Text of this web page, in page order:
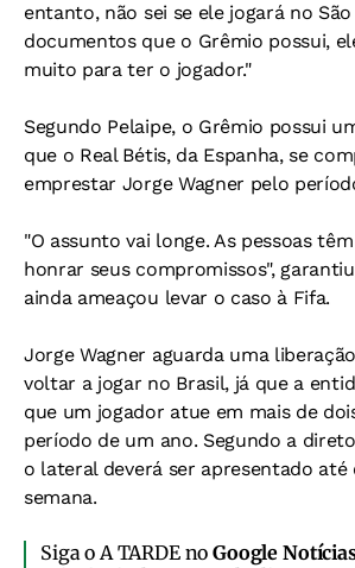
entanto, não sei se ele jogará no
documentos que o Grêmio possui,
muito para ter o jogador."
Segundo Pelaipe, o Grêmio possui
que o Real Bétis, da Espanha, se
emprestar Jorge Wagner pelo
"O assunto vai longe. As pessoas
honrar seus compromissos",
ainda ameaçou levar o caso à Fifa.
Jorge Wagner aguarda uma
voltar a jogar no Brasil, já que a
que um jogador atue em mais de
período de um ano. Segundo a
o lateral deverá ser apresentado até
semana.
Siga o A TARDE noGoogle